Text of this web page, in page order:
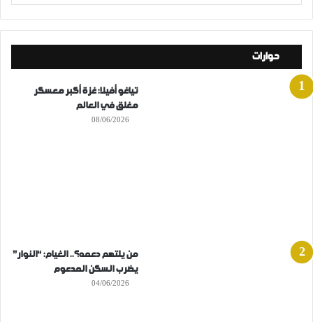
حوارات
تياغو أفيلا: غزة أكبر معسكر
مغلق في العالم
08/06/2026
من يلتهم دعمه؟.. الغيام: “النوار”
يضرب السكن المدعوم
04/06/2026